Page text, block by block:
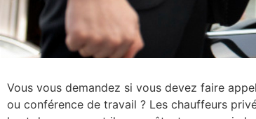
Vous vous demandez si vous devez faire
ou conférence de travail ? Les chauffeurs